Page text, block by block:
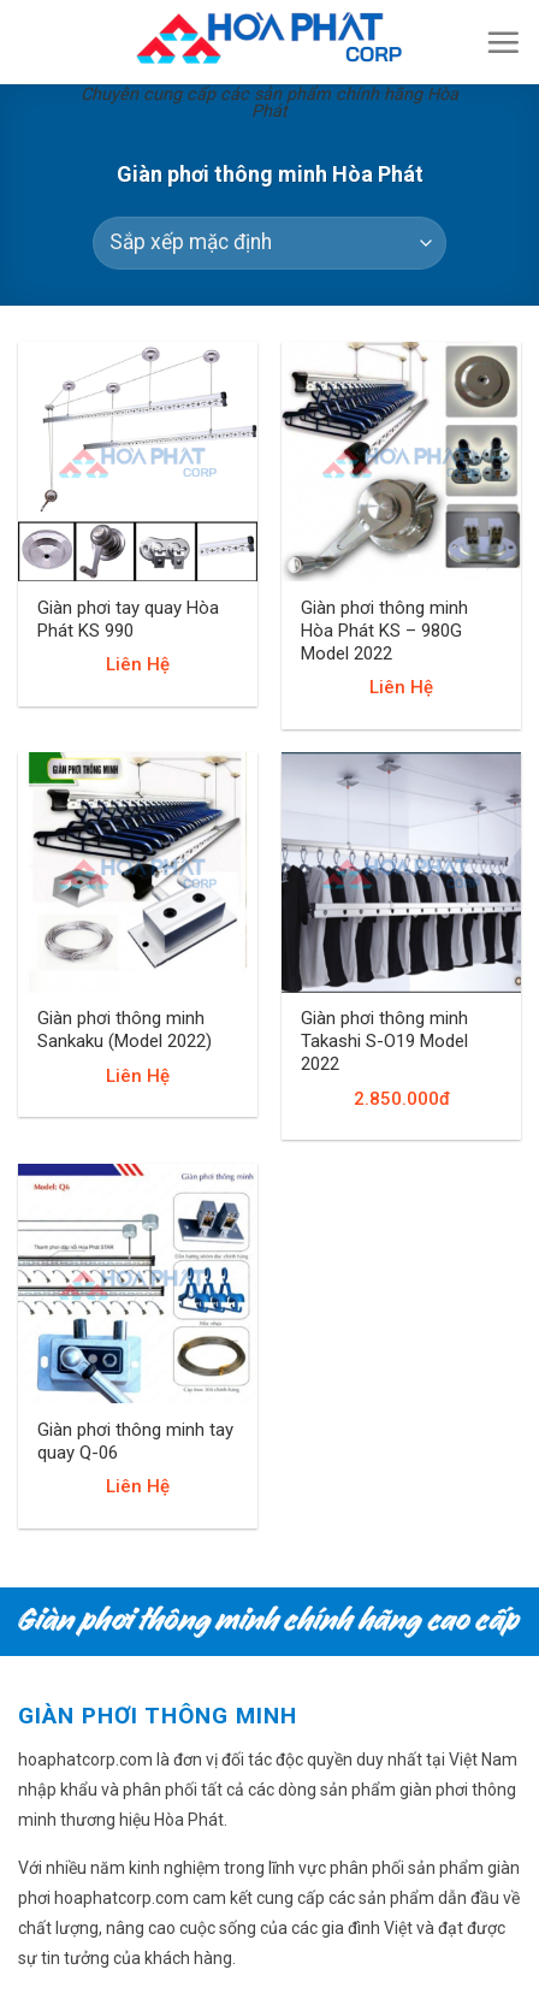
Chuyên cung cấp các sản phẩm chính hãng Hòa
Phát
Giàn phơi thông minh Hòa Phát
Giàn phơi tay quay Hòa
Phát KS 990
Liên Hệ
Giàn phơi thông minh
Hòa Phát KS – 980G
Model 2022
Liên Hệ
Giàn phơi thông minh
Sankaku (Model 2022)
Liên Hệ
Giàn phơi thông minh
Takashi S-O19 Model
2022
2.850.000đ
Giàn phơi thông minh tay
quay Q-06
Liên Hệ
GIÀN PHƠI THÔNG MINH
hoaphatcorp.com là đơn vị đối tác độc quyền duy nhất tại Việt Nam
nhập khẩu và phân phối tất cả các dòng sản phẩm giàn phơi thông
minh thương hiệu Hòa Phát.
Với nhiều năm kinh nghiệm trong lĩnh vực phân phối sản phẩm giàn
phơi hoaphatcorp.com cam kết cung cấp các sản phẩm dẫn đầu về
chất lượng, nâng cao cuộc sống của các gia đình Việt và đạt được
sự tin tưởng của khách hàng.